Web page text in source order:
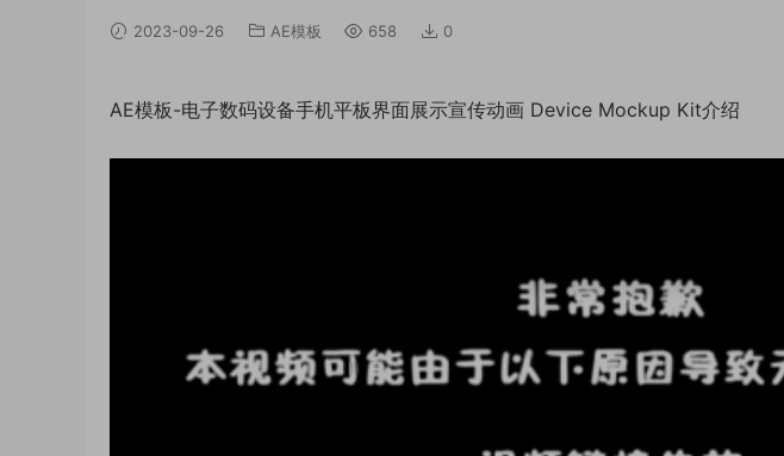
2023-09-26 AE模板 658 0
AE模板-电子数码设备手机平板界面展示宣传动画 Device Mockup Kit介绍